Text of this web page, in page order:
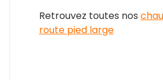
Retrouvez toutes nos
route pied large